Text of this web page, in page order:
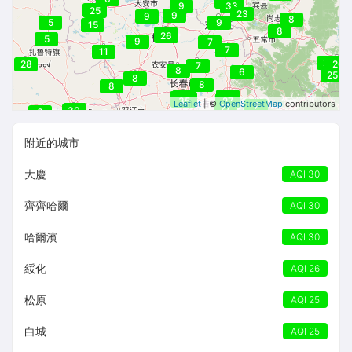
24
30 30
25
35
30
25
26
31
7
7
28
25
27
27
8
9
7
11
25
25
8
8
23
15
7
26
36
29
9
26
6
9
34
5
25
5
27
9
37
25
32
33
6
27
8
8
26
31
9
30
8
33
Leaflet| © OpenStreetMap contributors
附近的城市
大慶 AQI 30
齊齊哈爾 AQI 30
哈爾濱 AQI 30
綏化 AQI 26
松原 AQI 25
白城 AQI 25